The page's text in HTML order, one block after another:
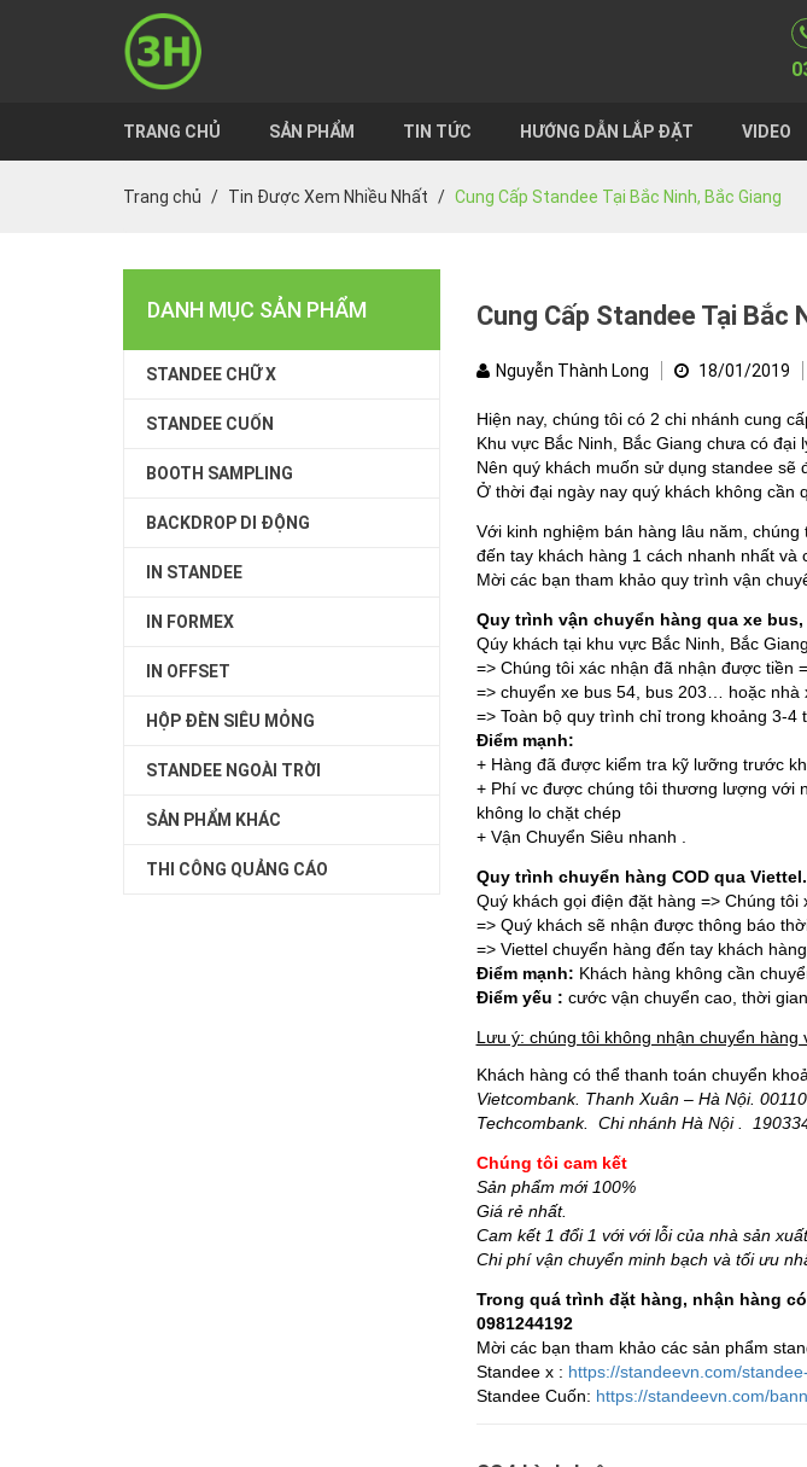
TRANG CHỦ SẢN PHẨM TIN TỨC HƯỚNG DẪN LẮP ĐẶT VIDEO
Trang chủ Tin Được Xem Nhiều Nhất Cung Cấp Standee Tại Bắc Ninh, Bắc Giang
Cung Cấp Standee Tại Bắc
Nguyễn Thành Long 18/01/2019
Hiện nay, chúng tôi có 2 chi nhánh cung
Khu vực Bắc Ninh, Bắc Giang chưa có đại
Nên quý khách muốn sử dụng standee sẽ
Ở thời đại ngày nay quý khách không cần
Với kinh nghiệm bán hàng lâu năm,
đến tay khách hàng 1 cách nhanh nhất và
Mời các bạn tham khảo quy trình vận
Quy trình vận chuyển hàng qua xe bus,
Qúy khách tại khu vực Bắc Ninh, Bắc
=> Chúng tôi xác nhận đã nhận được tiền
=> chuyển xe bus 54, bus 203… hoặc nhà
=> Toàn bộ quy trình chỉ trong khoảng 3-4
Điểm mạnh:
+ Hàng đã được kiểm tra kỹ lưỡng trước
+ Phí vc được chúng tôi thương lượng với
không lo chặt chép
+ Vận Chuyển Siêu nhanh .
Quy trình chuyển hàng COD qua Viettel.
Quý khách gọi điện đặt hàng => Chúng
=> Quý khách sẽ nhận được thông báo
=> Viettel chuyển hàng đến tay khách
Điểm mạnh: Khách hàng không cần
Điểm yếu : cước vận chuyển cao, thời
Lưu ý: chúng tôi không nhận chuyển
Khách hàng có thể thanh toán chuyển
Vietcombank. Thanh Xuân – Hà Nội.
Techcombank. Chi nhánh Hà Nội .
Chúng tôi cam kết
Sản phẩm mới 100%
Giá rẻ nhất.
Cam kết 1 đổi 1 với với lỗi của nhà sản
Chi phí vận chuyển minh bạch và tối ưu
Trong quá trình đặt hàng, nhận hàng
0981244192
Mời các bạn tham khảo các sản phẩm
Standee x : https://standeevn.com/
Standee Cuốn: https://standeevn.com/
DANH MỤC SẢN PHẨM
STANDEE CHỮ X
STANDEE CUỐN
BOOTH SAMPLING
BACKDROP DI ĐỘNG
IN STANDEE
IN FORMEX
IN OFFSET
HỘP ĐÈN SIÊU MỎNG
STANDEE NGOÀI TRỜI
SẢN PHẨM KHÁC
THI CÔNG QUẢNG CÁO